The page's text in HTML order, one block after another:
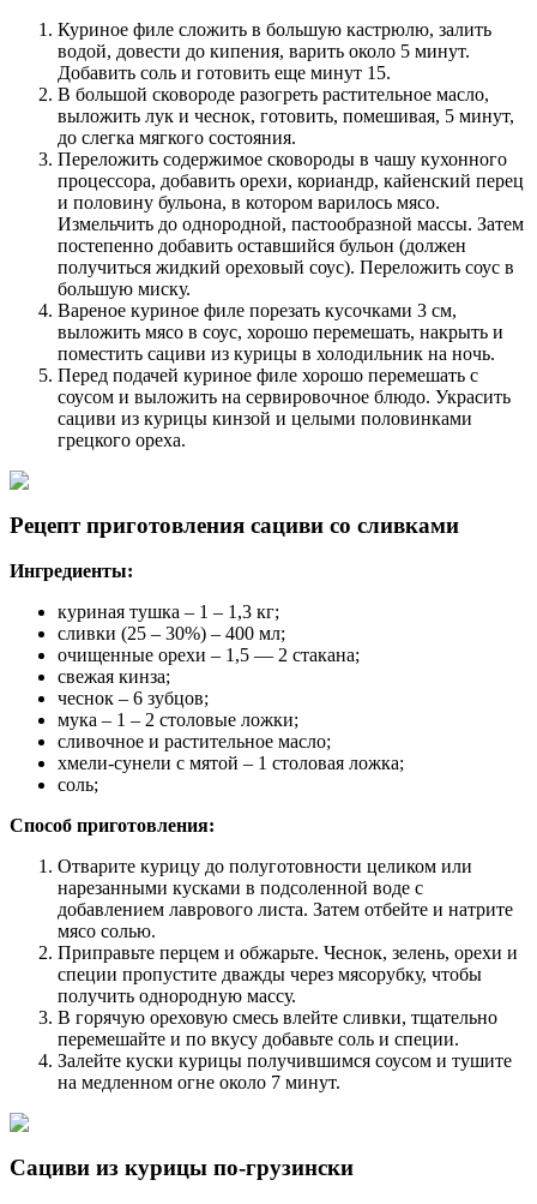
Куриное филе сложить в большую кастрюлю, залить
водой, довести до кипения, варить около 5 минут.
Добавить соль и готовить еще минут 15.
В большой сковороде разогреть растительное масло,
выложить лук и чеснок, готовить, помешивая, 5 минут,
до слегка мягкого состояния.
Переложить содержимое сковороды в чашу кухонного
процессора, добавить орехи, кориандр, кайенский перец
и половину бульона, в котором варилось мясо.
Измельчить до однородной, пастообразной массы. Затем
постепенно добавить оставшийся бульон (должен
получиться жидкий ореховый соус). Переложить соус в
большую миску.
Вареное куриное филе порезать кусочками 3 см,
выложить мясо в соус, хорошо перемешать, накрыть и
поместить сациви из курицы в холодильник на ночь.
Перед подачей куриное филе хорошо перемешать с
соусом и выложить на сервировочное блюдо. Украсить
сациви из курицы кинзой и целыми половинками
грецкого ореха.
Рецепт приготовления сациви со сливками
Ингредиенты:
куриная тушка – 1 – 1,3 кг;
сливки (25 – 30%) – 400 мл;
очищенные орехи – 1,5 — 2 стакана;
свежая кинза;
чеснок – 6 зубцов;
мука – 1 – 2 столовые ложки;
сливочное и растительное масло;
хмели-сунели с мятой – 1 столовая ложка;
соль;
Способ приготовления:
Отварите курицу до полуготовности целиком или
нарезанными кусками в подсоленной воде с
добавлением лаврового листа. Затем отбейте и натрите
мясо солью.
Приправьте перцем и обжарьте. Чеснок, зелень, орехи и
специи пропустите дважды через мясорубку, чтобы
получить однородную массу.
В горячую ореховую смесь влейте сливки, тщательно
перемешайте и по вкусу добавьте соль и специи.
Залейте куски курицы получившимся соусом и тушите
на медленном огне около 7 минут.
Сациви из курицы по-грузински